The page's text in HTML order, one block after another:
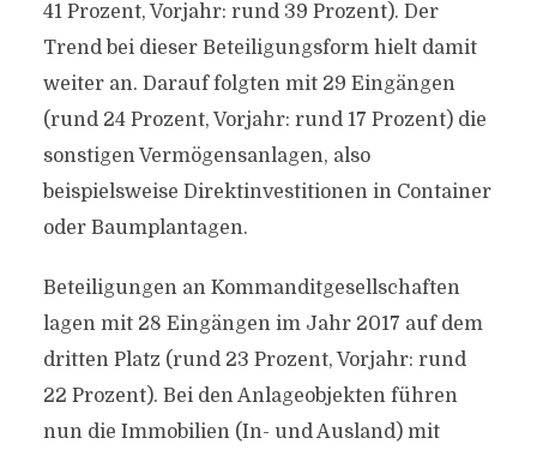
41 Prozent, Vorjahr: rund 39 Prozent). Der
Trend bei dieser Beteiligungsform hielt damit
weiter an. Darauf folgten mit 29 Eingängen
(rund 24 Prozent, Vorjahr: rund 17 Prozent) die
sonstigen Vermögensanlagen, also
beispielsweise Direktinvestitionen in Container
oder Baumplantagen.
Beteiligungen an Kommanditgesellschaften
lagen mit 28 Eingängen im Jahr 2017 auf dem
dritten Platz (rund 23 Prozent, Vorjahr: rund
22 Prozent). Bei den Anlageobjekten führen
nun die Immobilien (In- und Ausland) mit